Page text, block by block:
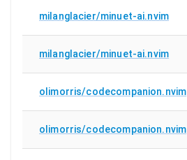
milanglacier/minuet-ai.nvim
milanglacier/minuet-ai.nvim
olimorris/codecompanion.nvim
olimorris/codecompanion.nvim